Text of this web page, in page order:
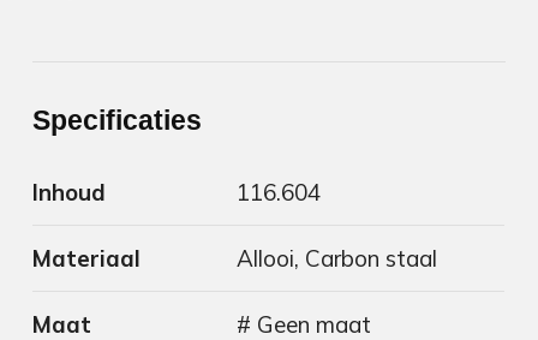
Specificaties
Inhoud 116.604
Materiaal Allooi, Carbon staal
Maat # Geen maat